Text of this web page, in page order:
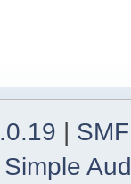
Simple